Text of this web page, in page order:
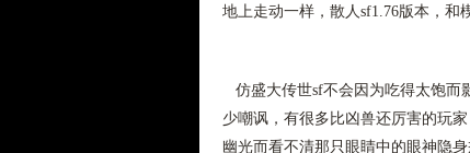
地上走动一样，散人sf1.76版本，和
仿盛大传世sf不会因为吃得太饱而
少嘲讽，有很多比凶兽还厉害的玩
幽光而看不清那只眼睛中的眼神隐